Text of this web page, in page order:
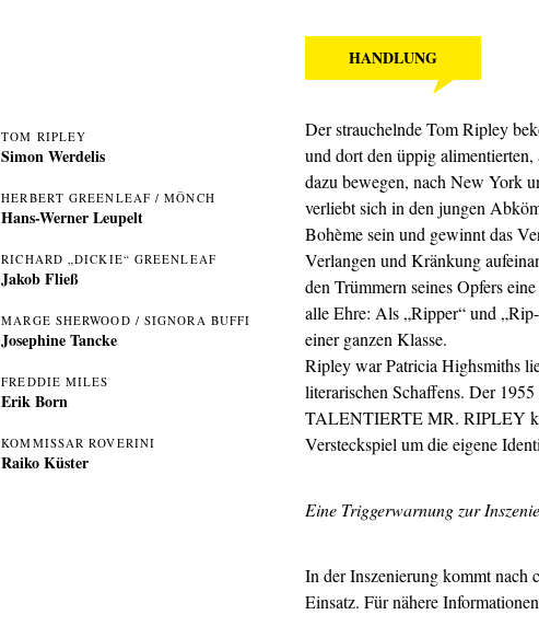
HANDLUNG
Der strauchelnde Tom Ripley
und dort den üppig
dazu bewegen, nach New York
verliebt sich in den jungen
Bohème sein und gewinnt das
Verlangen und Kränkung
den Trümmern seines Opfers
alle Ehre: Als „Ripper“ und
einer ganzen Klasse.
Ripley war Patricia Highsmiths
literarischen Schaffens. Der
TALENTIERTE MR. RIPLEY
Versteckspiel um die eigene
Eine Triggerwarnung zur
In der Inszenierung kommt nach
Einsatz. Für nähere
TOM RIPLEY
Simon Werdelis
HERBERT GREENLEAF / MÖNCH
Hans-Werner Leupelt
RICHARD „DICKIE“ GREENLEAF
Jakob Fließ
MARGE SHERWOOD / SIGNORA BUFFI
Josephine Tancke
FREDDIE MILES
Erik Born
KOMMISSAR ROVERINI
Raiko Küster